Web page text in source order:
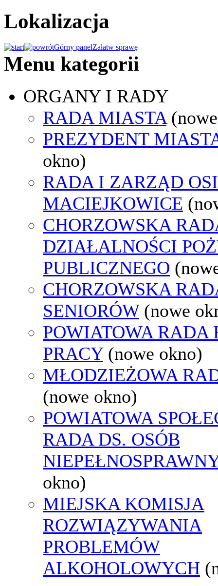
Lokalizacja
Górny panelZałatw sprawę
Menu kategorii
ORGANY I RADY
RADA MIASTA
PREZYDENT
okno)
RADA I ZARZĄD
MACIEJKOWICE
CHORZOWSKA
DZIAŁALNOŚCI
PUBLICZNEGO
CHORZOWSKA
SENIORÓW (nowe
POWIATOWA RADA
PRACY (nowe okno)
MŁODZIEŻOWA
(nowe okno)
POWIATOWA
RADA DS. OSÓB
okno)
MIEJSKA KOMISJA
ROZWIĄZYWANIA
PROBLEMÓW
ALKOHOLOWYCH